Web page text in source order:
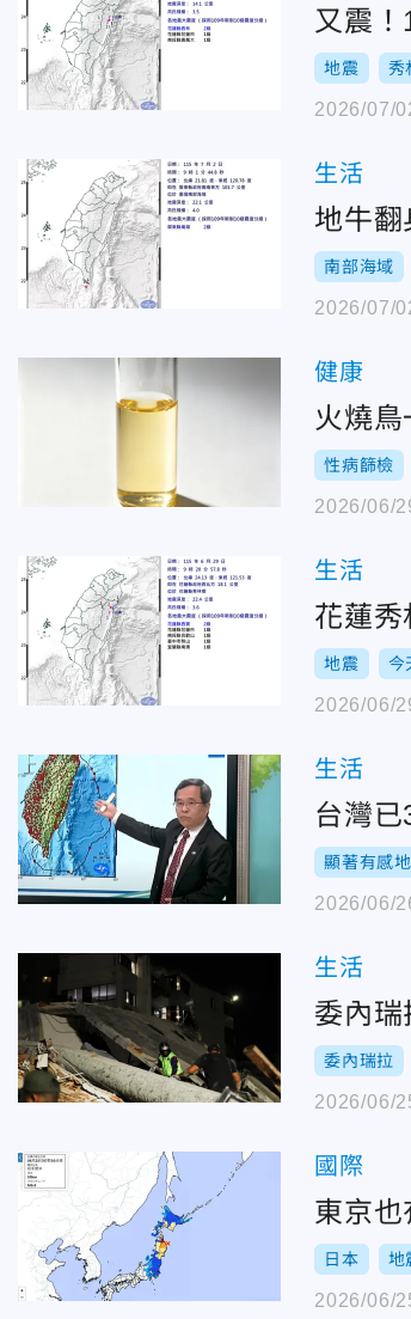
又震
地震 秀
2026/07/
生活
地牛
南部海域
2026/07/
健康
火燒
性病篩檢
2026/06/
生活
花蓮
地震 今
2026/06/
生活
台灣
顯著有感
2026/06/
生活
委內
委內瑞拉
2026/06/
國際
東京
日本 地
2026/06/